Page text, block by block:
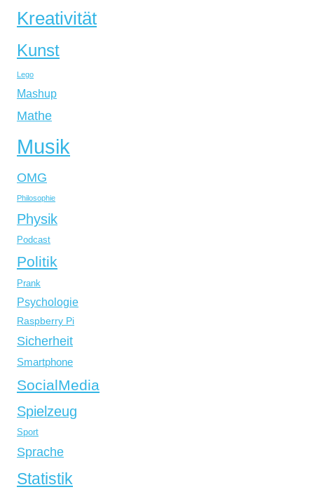
Kreativität
Kunst
Lego
Mashup
Mathe
Musik
OMG
Philosophie
Physik
Podcast
Politik
Prank
Psychologie
Raspberry Pi
Sicherheit
Smartphone
SocialMedia
Spielzeug
Sport
Sprache
Statistik